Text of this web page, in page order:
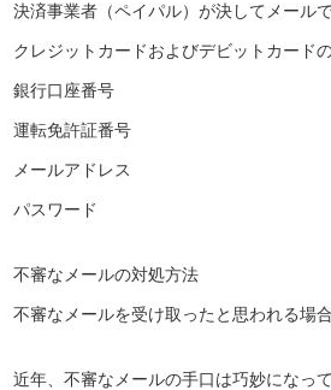
決済事業者（ペイパル）が決してメール
クレジットカードおよびデビットカード
銀行口座番号
運転免許証番号
メールアドレス
パスワード
不審なメールの対処方法
不審なメールを受け取ったと思われる場
近年、不審なメールの手口は巧妙になっ